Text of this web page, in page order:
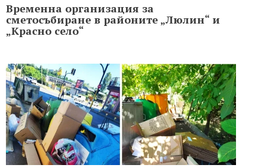
Временна организация за
сметосъбиране в районите „Люлин“ и
„Красно село“